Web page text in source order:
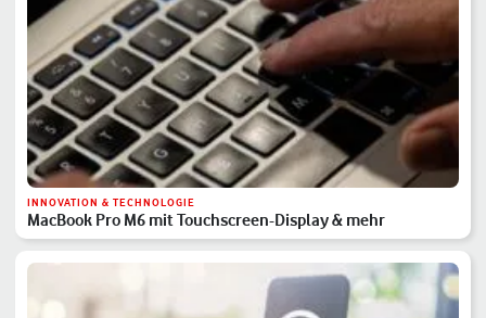
INNOVATION & TECHNOLOGIE
MacBook Pro M6 mit Touchscreen-Display & mehr